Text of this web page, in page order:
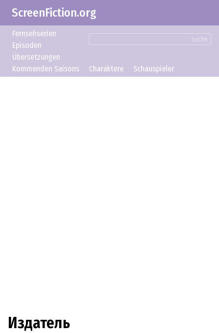
ScreenFiction.org
Suche
Fernsehserien
Episoden
Übersetzungen
Kommenden Saisons
Charaktere Schauspieler
Издатель